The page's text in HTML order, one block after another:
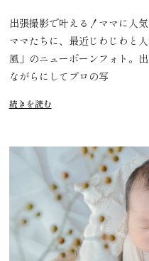
出張撮影で叶える！ママに人
ママたちに、最近じわじわと
風」のニューボーンフォト。
ながらにしてプロの写
続きを読む